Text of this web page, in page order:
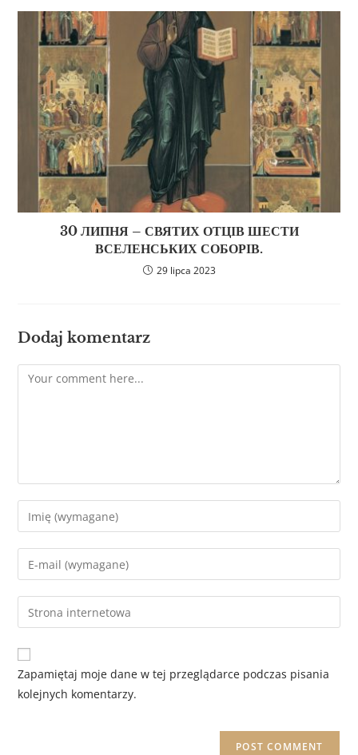
30 ЛИПНЯ – СВЯТИХ ОТЦІВ ШЕСТИ
ВСЕЛЕНСЬКИХ СОБОРІВ.
29 lipca 2023
Dodaj komentarz
Zapamiętaj moje dane w tej przeglądarce podczas pisania
kolejnych komentarzy.